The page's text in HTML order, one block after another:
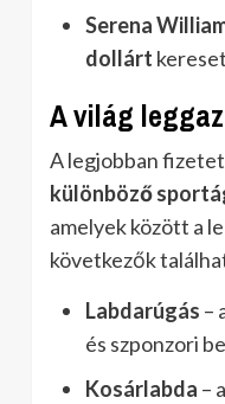
Serena
dollárt
A világ
A legjobban
különböző
amelyek között a
következők
Labdarúgás –
és szponzori
Kosárlabda –